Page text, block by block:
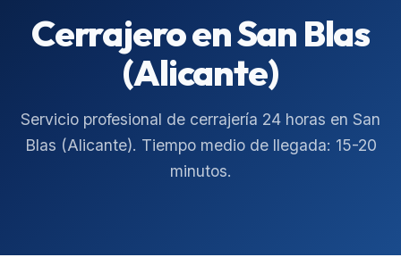
Cerrajero enSan Blas
(Alicante)
Servicio profesional de cerrajería 24 horas en San
Blas (Alicante). Tiempo medio de llegada: 15-20
minutos.